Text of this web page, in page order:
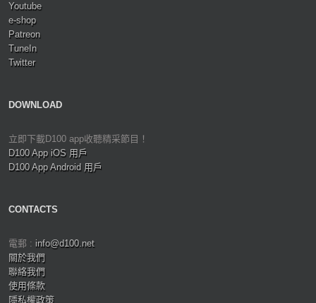
Youtube
e-shop
Patreon
TuneIn
Twitter
DOWNLOAD
立即下載D100 app收聽精采節目！
D100 App iOS 用戶
D100 App Android 用戶
CONTACTS
電郵 : info@d100.net
關於我們
聯絡我們
使用條款
隱私權政策